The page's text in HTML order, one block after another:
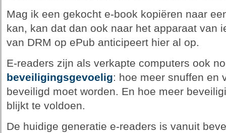
Mag ik een gekocht e-book kopiëren naar
kan, kan dat dan ook naar het apparaat van
van DRM op ePub anticipeert hier al op.
E-readers zijn als verkapte computers ook
beveiligingsgevoelig: hoe meer snuffen en
beveiligd moet worden. En hoe meer
blijkt te voldoen.
De huidige generatie e-readers is vanuit